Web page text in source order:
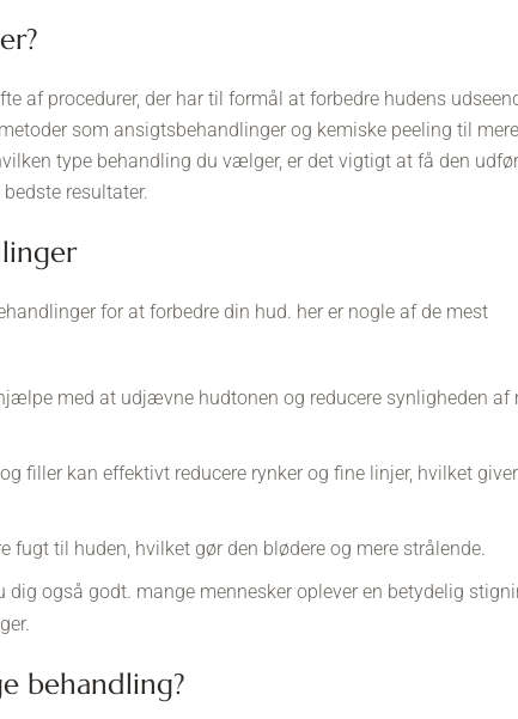
af procedurer, der har til formål at forbedre hudens
som ansigtsbehandlinger og kemiske peeling til mere
type behandling du vælger, er det vigtigt at få den
resultater.
for at forbedre din hud. her er nogle af de mest
med at udjævne hudtonen og reducere synligheden af
filler kan effektivt reducere rynker og fine linjer, hvilket
fugt til huden, hvilket gør den blødere og mere strålende.
dig også godt. mange mennesker oplever en betydelig
behandling?